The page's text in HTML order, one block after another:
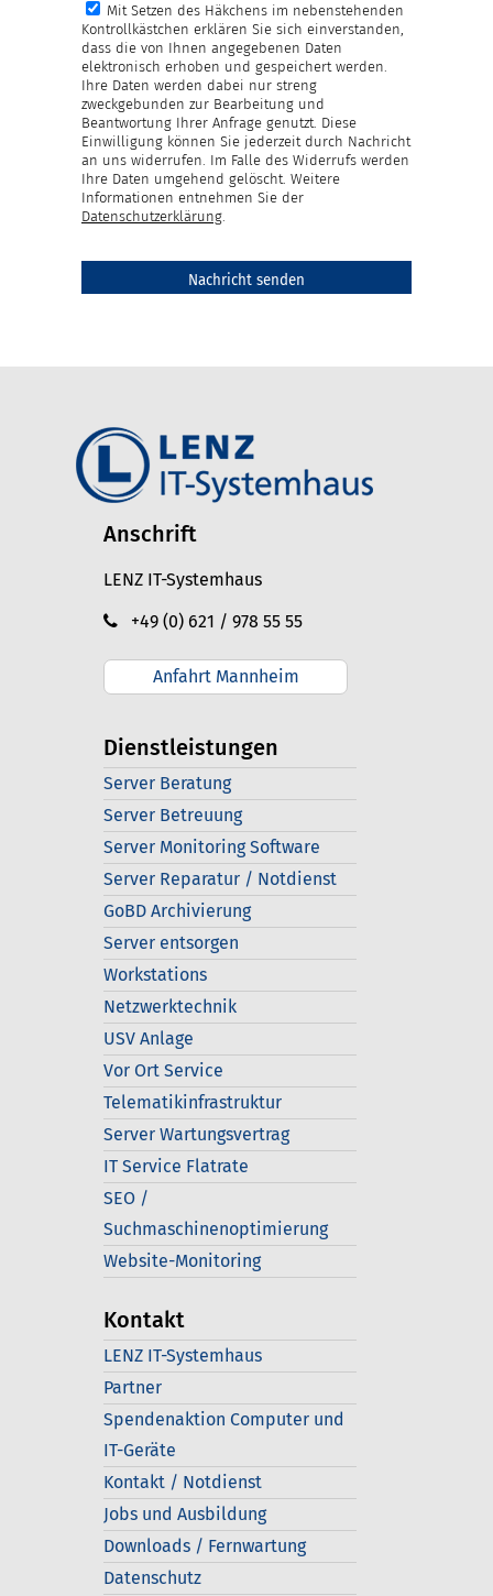
Mit Setzen des Häkchens im nebenstehenden
Kontrollkästchen erklären Sie sich einverstanden,
dass die von Ihnen angegebenen Daten
elektronisch erhoben und gespeichert werden.
Ihre Daten werden dabei nur streng
zweckgebunden zur Bearbeitung und
Beantwortung Ihrer Anfrage genutzt. Diese
Einwilligung können Sie jederzeit durch Nachricht
an uns widerrufen. Im Falle des Widerrufs werden
Ihre Daten umgehend gelöscht. Weitere
Informationen entnehmen Sie der
Datenschutzerklärung
Anschrift
LENZ IT-Systemhaus
+49 (0) 621 / 978 55 55
Anfahrt Mannheim
Dienstleistungen
Server Beratung
Server Betreuung
Server Monitoring Software
Server Reparatur / Notdienst
GoBD Archivierung
Server entsorgen
Workstations
Netzwerktechnik
USV Anlage
Vor Ort Service
Telematikinfrastruktur
Server Wartungsvertrag
IT Service Flatrate
SEO /
Suchmaschinenoptimierung
Website-Monitoring
Kontakt
LENZ IT-Systemhaus
Partner
Spendenaktion Computer und
IT-Geräte
Kontakt / Notdienst
Jobs und Ausbildung
Downloads / Fernwartung
Datenschutz